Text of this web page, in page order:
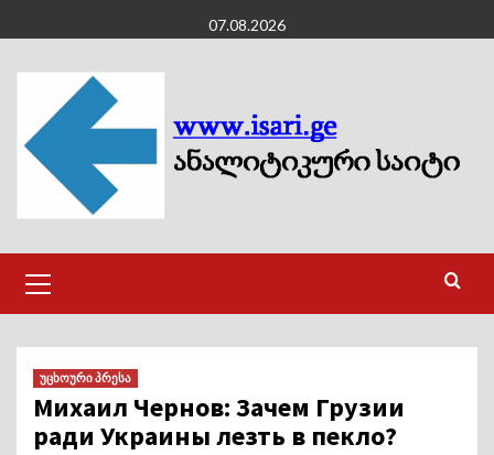
to
content
07.08.2026
Menu
უცხოური პრესა
Михаил Чернов: Зачем Грузии
ради Украины лезть в пекло?